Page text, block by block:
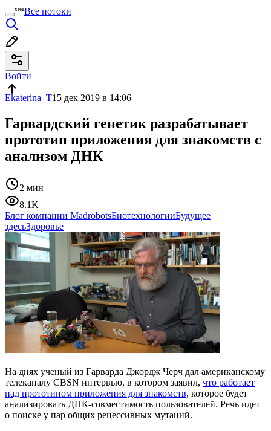
Все потоки
Войти
Ekaterina_T15 дек 2019 в 14:06
Гарвардский генетик разрабатывает
прототип приложения для знакомств с
анализом ДНК
2 мин
8.1K
Блог компании MadrobotsБиотехнологииБудущее
здесьЗдоровье
На днях ученый из Гарварда Джордж Черч дал американскому
телеканалу CBSN интервью, в котором заявил, что работает
над прототипом приложения для знакомств, которое будет
анализировать ДНК-совместимость пользователей. Речь идет
о поиске у пар общих рецессивных мутаций.